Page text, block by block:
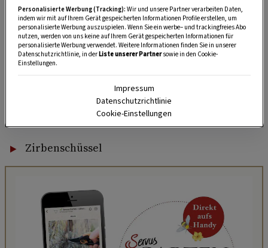
Foto: Stephan Zenz
Frische Blumen
Blumendraht
Zirbenschüssel
Personalisierte Werbung (Tracking): Wir und unsere Partner verarbeiten Daten,
indem wir mit auf Ihrem Gerät gespeicherten Informationen Profile erstellen, um
personalisierte Werbung auszuspielen. Wenn Sie ein werbe– und trackingfreies Abo
nutzen, werden von uns keine auf Ihrem Gerät gespeicherten Informationen für
personalisierte Werbung verwendet. Weitere Informationen finden Sie in unserer
Datenschutzrichtlinie, in derListe unserer Partnersowie in den Cookie-
Einstellungen.
Impressum
Datenschutzrichtlinie
Cookie-Einstellungen